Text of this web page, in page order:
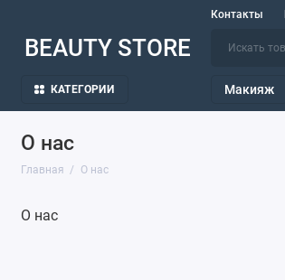
Контакты
BEAUTY STORE
КАТЕГОРИИ Макияж
О нас
Главная О нас
О нас